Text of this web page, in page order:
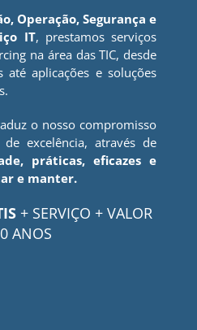
Operação, Segurança e
IT, prestamos serviços
na área das TIC, desde
até aplicações e soluções
o nosso compromisso
excelência, através de
práticas, eficazes e
e manter.
+ SERVIÇO + VALOR
ANOS